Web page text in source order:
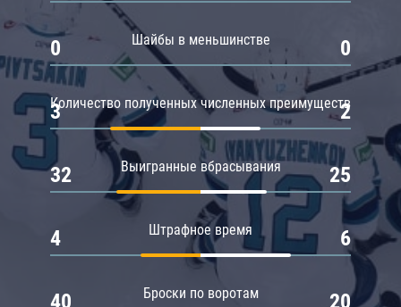
Шайбы в меньшинстве
0 0
Количество полученных численных преимуществ
3 2
Выигранные вбрасывания
32 25
Штрафное время
4 6
Броски по воротам
40 20